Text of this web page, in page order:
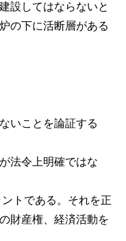
設してはならないと
の下に活断層がある
いことを論証する
法令上明確ではな
トである。それを正
財産権、経済活動を